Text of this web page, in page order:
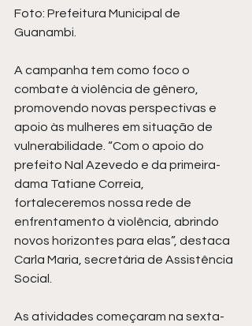
Foto: Prefeitura Municipal de
Guanambi.
A campanha tem como foco o
combate à violência de gênero,
promovendo novas perspectivas e
apoio às mulheres em situação de
vulnerabilidade. “Com o apoio do
prefeito Nal Azevedo e da primeira-
dama Tatiane Correia,
fortaleceremos nossa rede de
enfrentamento à violência, abrindo
novos horizontes para elas”, destaca
Carla Maria, secretária de Assistência
Social.
As atividades começaram na sexta-